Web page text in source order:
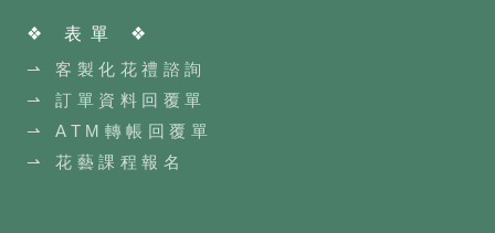
❖ 表單 ❖
⇀ 客製化花禮諮詢
⇀ 訂單資料回覆單
⇀ ATM轉帳回覆單
⇀ 花藝課程報名